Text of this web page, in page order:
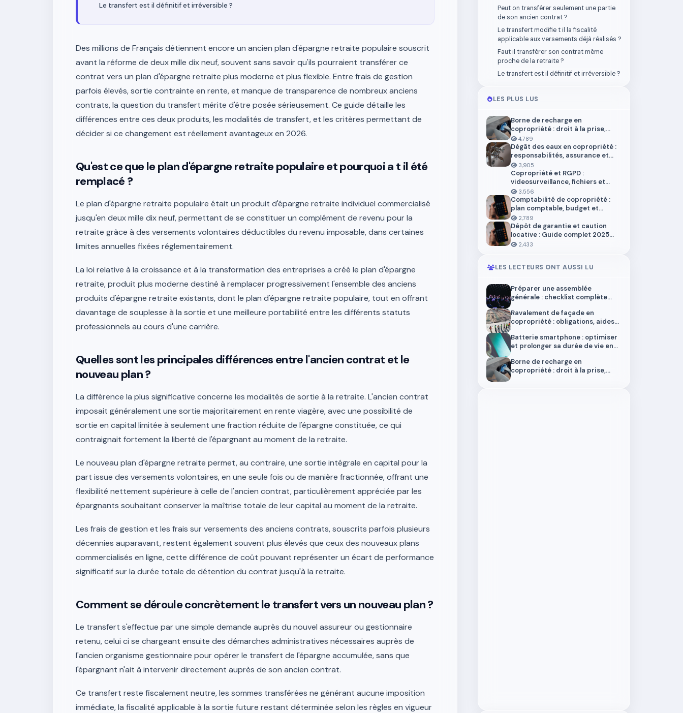
Le transfert est il définitif et irréversible ?
Des millions de Français détiennent encore un ancien plan d'épargne retraite populaire souscrit
avant la réforme de deux mille dix neuf, souvent sans savoir qu'ils pourraient transférer ce
contrat vers un plan d'épargne retraite plus moderne et plus flexible. Entre frais de gestion
parfois élevés, sortie contrainte en rente, et manque de transparence de nombreux anciens
contrats, la question du transfert mérite d'être posée sérieusement. Ce guide détaille les
différences entre ces deux produits, les modalités de transfert, et les critères permettant de
décider si ce changement est réellement avantageux en 2026.
Qu'est ce que le plan d'épargne retraite populaire et pourquoi a t il été
remplacé ?
Le plan d'épargne retraite populaire était un produit d'épargne retraite individuel commercialisé
jusqu'en deux mille dix neuf, permettant de se constituer un complément de revenu pour la
retraite grâce à des versements volontaires déductibles du revenu imposable, dans certaines
limites annuelles fixées réglementairement.
La loi relative à la croissance et à la transformation des entreprises a créé le plan d'épargne
retraite, produit plus moderne destiné à remplacer progressivement l'ensemble des anciens
produits d'épargne retraite existants, dont le plan d'épargne retraite populaire, tout en offrant
davantage de souplesse à la sortie et une meilleure portabilité entre les différents statuts
professionnels au cours d'une carrière.
Quelles sont les principales différences entre l'ancien contrat et le
nouveau plan ?
La différence la plus significative concerne les modalités de sortie à la retraite. L'ancien contrat
imposait généralement une sortie majoritairement en rente viagère, avec une possibilité de
sortie en capital limitée à seulement une fraction réduite de l'épargne constituée, ce qui
contraignait fortement la liberté de l'épargnant au moment de la retraite.
Le nouveau plan d'épargne retraite permet, au contraire, une sortie intégrale en capital pour la
part issue des versements volontaires, en une seule fois ou de manière fractionnée, offrant une
flexibilité nettement supérieure à celle de l'ancien contrat, particulièrement appréciée par les
épargnants souhaitant conserver la maîtrise totale de leur capital au moment de la retraite.
Les frais de gestion et les frais sur versements des anciens contrats, souscrits parfois plusieurs
décennies auparavant, restent également souvent plus élevés que ceux des nouveaux plans
commercialisés en ligne, cette différence de coût pouvant représenter un écart de performance
significatif sur la durée totale de détention du contrat jusqu'à la retraite.
Comment se déroule concrètement le transfert vers un nouveau plan ?
Le transfert s'effectue par une simple demande auprès du nouvel assureur ou gestionnaire
retenu, celui ci se chargeant ensuite des démarches administratives nécessaires auprès de
l'ancien organisme gestionnaire pour opérer le transfert de l'épargne accumulée, sans que
l'épargnant n'ait à intervenir directement auprès de son ancien contrat.
Ce transfert reste fiscalement neutre, les sommes transférées ne générant aucune imposition
immédiate, la fiscalité applicable à la sortie future restant déterminée selon les règles en vigueur
Peut on transférer seulement une partie
de son ancien contrat ?
Le transfert modifie t il la fiscalité
applicable aux versements déjà réalisés ?
Faut il transférer son contrat même
proche de la retraite ?
Le transfert est il définitif et irréversible ?
LES PLUS LUS
Borne de recharge en
copropriété : droit à la prise,
installation et aides en 2026
4,789
Dégât des eaux en copropriété :
responsabilités, assurance et
démarches
3,905
Copropriété et RGPD :
videosurveillance, fichiers et
donnees personnelles
3,556
Comptabilité de copropriété :
plan comptable, budget et
trésorerie 2026
2,789
Dépôt de garantie et caution
locative : Guide complet 2025
pour locataires et propriétaires
2,433
LES LECTEURS ONT AUSSI LU
Préparer une assemblée
générale : checklist complète
Ravalement de façade en
copropriété : obligations, aides
Batterie smartphone : optimiser
et prolonger sa durée de vie en
Borne de recharge en
copropriété : droit à la prise,